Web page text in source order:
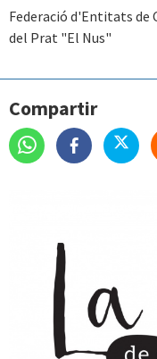
Federació d'Entitats de
del Prat "El Nus"
Compartir